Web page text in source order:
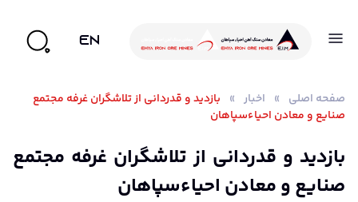
EN
صفحه اصلی » اخبار » بازدید و قدردانی از تلاشگران غرفه مجتمع
صنایع و معادن احیاءسپاهان
بازدید و قدردانی از تلاشگران غرفه مجتمع
صنایع و معادن احیاءسپاهان